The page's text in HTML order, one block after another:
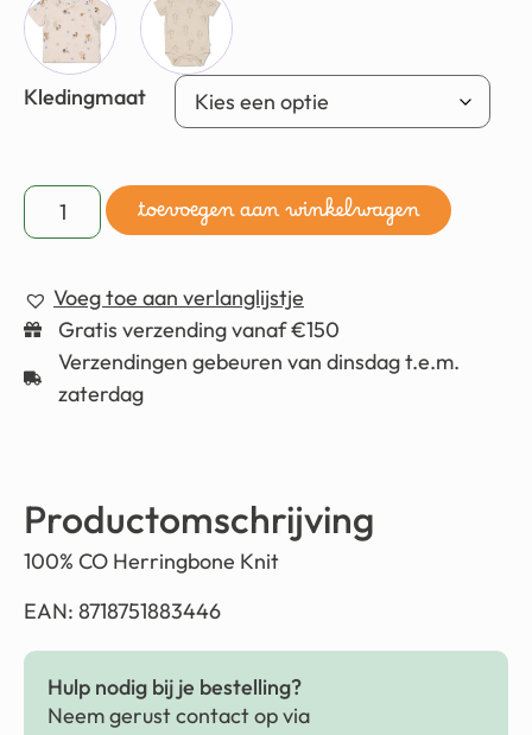
Kledingmaat
toevoegen aan winkelwagen
Voeg toe aan verlanglijstje
Gratis verzending vanaf €150
Verzendingen gebeuren van dinsdag t.e.m.
zaterdag
Productomschrijving
100% CO Herringbone Knit
EAN: 8718751883446
Hulp nodig bij je bestelling?
Neem gerust contact op via